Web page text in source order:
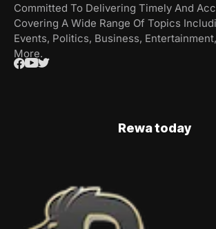
Committed To Delivering Timely And
Covering A Wide Range Of Topics
Events, Politics, Business,
More.
Rewa today